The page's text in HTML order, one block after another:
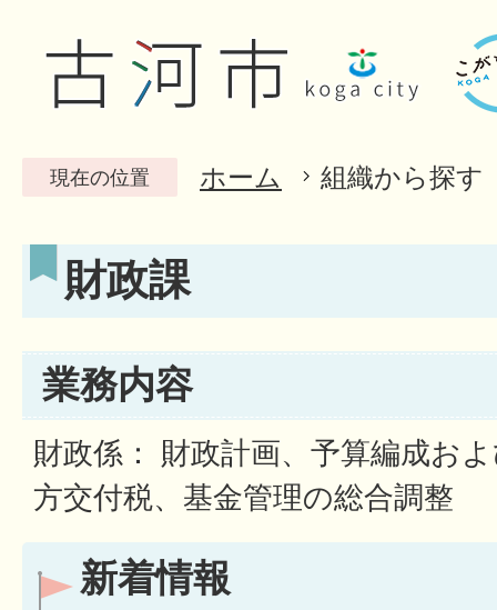
現在の位置 ホーム 組織から探す
財政課
業務内容
財政係： 財政計画、予算編成お
方交付税、基金管理の総合調整
新着情報